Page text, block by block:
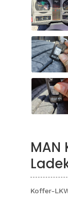
MAN
Koffer-